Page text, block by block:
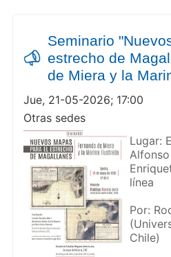
Seminario
estrecho de
de Miera y la
Jue, 21-05-2026; 17:00
Otras sedes
Lugar:
Alfonso
línea
Por:
Chile)